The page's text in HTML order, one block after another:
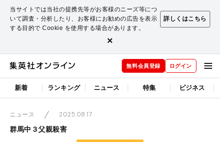
当サイトでは当社の提携先等がお客様のニーズ等につ
いて調査・分析したり、お客様にお勧めの広告を表示
する目的で Cookie を使用する場合があります。
詳しくはこちら
×
無料会員登録 ログイン
新着 ランキング ニュース 特集 ビジネス
ニュース
2025.08.17
群馬中３父親殺害